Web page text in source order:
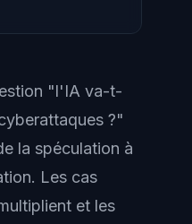
"l'IA va-t-
?"
la spéculation à
Les cas
et les